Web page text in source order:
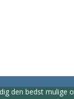
den bedst mulige